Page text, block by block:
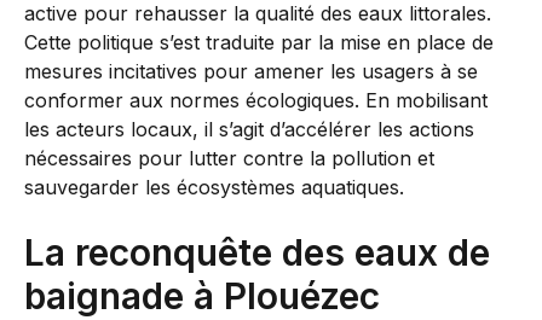
active pour rehausser la qualité des eaux littorales.
Cette politique s’est traduite par la mise en place de
mesures incitatives pour amener les usagers à se
conformer aux normes écologiques. En mobilisant
les acteurs locaux, il s’agit d’accélérer les actions
nécessaires pour lutter contre la pollution et
sauvegarder les écosystèmes aquatiques.
La reconquête des eaux de
baignade à Plouézec